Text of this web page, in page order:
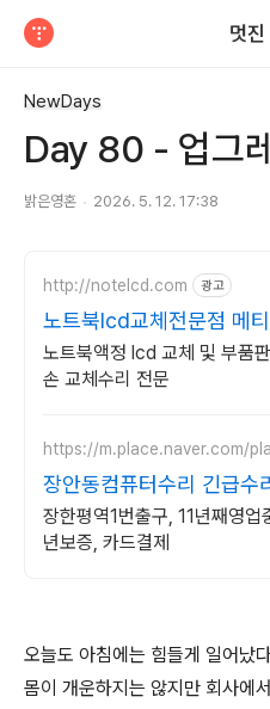
멋진
NewDays
Day 80 - 업그
밝은영혼 2026. 5. 12. 17:38
http://notelcd.com 광고
노트북lcd교체전문점 메
노트북액정 lcd 교체 및 부품
손 교체수리 전문
https://m.place.naver.com/
장안동컴퓨터수리 긴급수
장한평역1번출구, 11년째영
년보증, 카드결제
오늘도 아침에는 힘들게 일어났
몸이 개운하지는 않지만 회사에